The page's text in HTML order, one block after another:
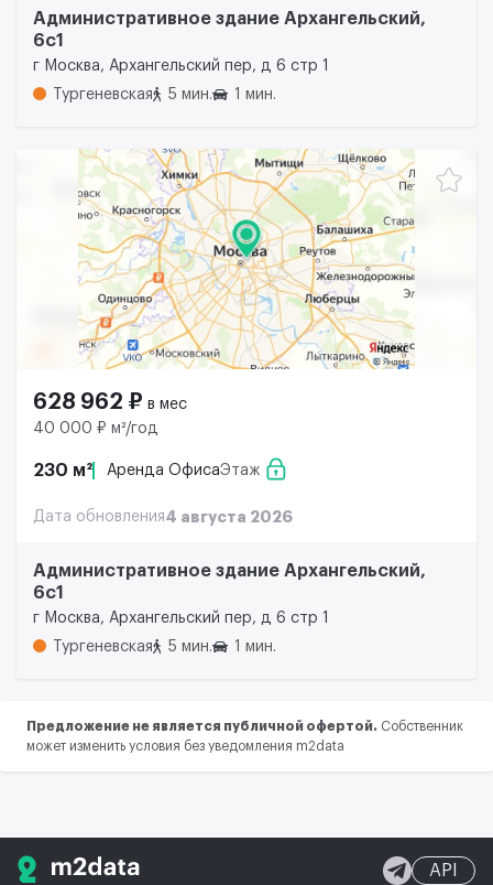
Административное здание Архангельский,
6с1
г Москва, Архангельский пер, д 6 стр 1
Тургеневская
5 мин. 1 мин.
628 962 ₽ в мес
40 000 ₽ м²/год
230 м² Аренда ОфисаЭтаж
Дата обновления4 августа 2026
Административное здание Архангельский,
6с1
г Москва, Архангельский пер, д 6 стр 1
Тургеневская
5 мин. 1 мин.
Предложение не является публичной офертой. Собственник
может изменить условия без уведомления m2data
API